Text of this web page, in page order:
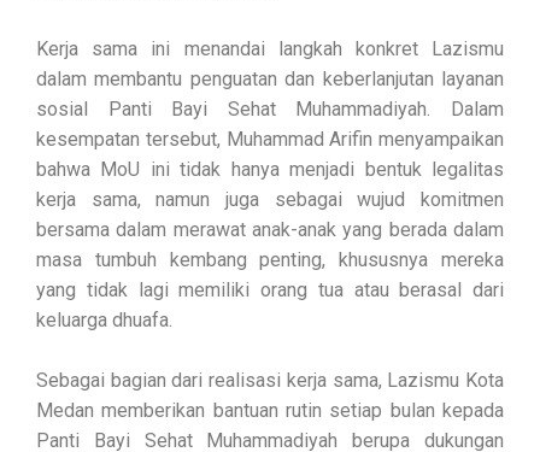
Kerja sama ini menandai langkah konkret Lazismu
dalam membantu penguatan dan keberlanjutan layanan
sosial Panti Bayi Sehat Muhammadiyah. Dalam
kesempatan tersebut, Muhammad Arifin menyampaikan
bahwa MoU ini tidak hanya menjadi bentuk legalitas
kerja sama, namun juga sebagai wujud komitmen
bersama dalam merawat anak-anak yang berada dalam
masa tumbuh kembang penting, khususnya mereka
yang tidak lagi memiliki orang tua atau berasal dari
keluarga dhuafa.
Sebagai bagian dari realisasi kerja sama, Lazismu Kota
Medan memberikan bantuan rutin setiap bulan kepada
Panti Bayi Sehat Muhammadiyah berupa dukungan